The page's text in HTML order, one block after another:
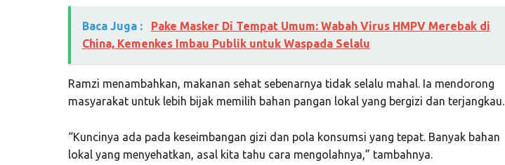
Baca Juga :
Pake Masker Di Tempat Umum: Wabah Virus HMPV Merebak di
China, Kemenkes Imbau Publik untuk Waspada Selalu
Ramzi menambahkan, makanan sehat sebenarnya tidak selalu mahal. Ia mendorong
masyarakat untuk lebih bijak memilih bahan pangan lokal yang bergizi dan terjangkau.
“Kuncinya ada pada keseimbangan gizi dan pola konsumsi yang tepat. Banyak bahan
lokal yang menyehatkan, asal kita tahu cara mengolahnya,” tambahnya.